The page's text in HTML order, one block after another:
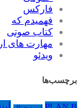
فارکس
فهمیدم که
کتاب صوتی
مهارت های
ویدئو
برچسب‌ها